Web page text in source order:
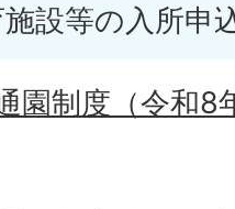
設等の入所申
園制度（令和8